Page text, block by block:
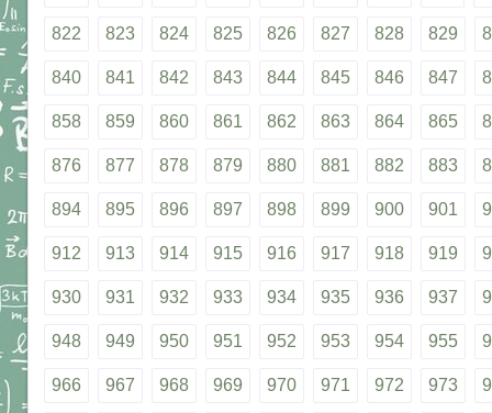
822 823 824 825 826 827 828 829
840 841 842 843 844 845 846 847
858 859 860 861 862 863 864 865
876 877 878 879 880 881 882 883
894 895 896 897 898 899 900 901
912 913 914 915 916 917 918 919
930 931 932 933 934 935 936 937
948 949 950 951 952 953 954 955
966 967 968 969 970 971 972 973